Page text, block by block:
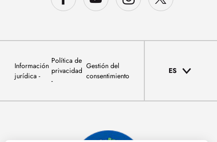
Información
jurídica
Política de
privacidad
Gestión del
consentimiento
ES